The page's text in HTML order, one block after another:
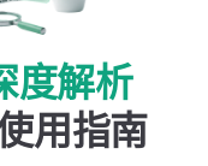
度解析
用指南